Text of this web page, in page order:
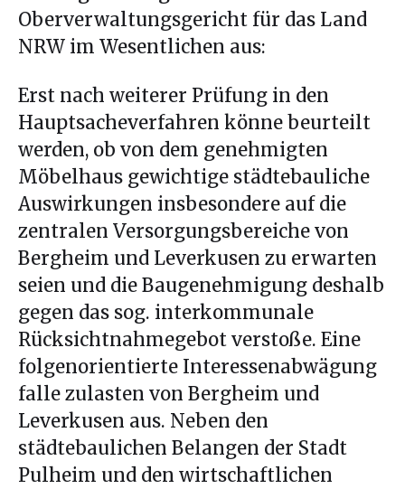
Oberverwaltungsgericht für das Land
NRW im Wesentlichen aus:
Erst nach weiterer Prüfung in den
Hauptsacheverfahren könne beurteilt
werden, ob von dem genehmigten
Möbelhaus gewichtige städtebauliche
Auswirkungen insbesondere auf die
zentralen Versorgungsbereiche von
Bergheim und Leverkusen zu erwarten
seien und die Baugenehmigung deshalb
gegen das sog. interkommunale
Rücksichtnahmegebot verstoße. Eine
folgenorientierte Interessenabwägung
falle zulasten von Bergheim und
Leverkusen aus. Neben den
städtebaulichen Belangen der Stadt
Pulheim und den wirtschaftlichen